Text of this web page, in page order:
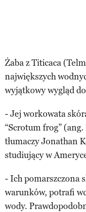
Żaba z Titicaca
największych
wyjątkowy wygląd
- Jej workowata
“Scrotum frog”
tłumaczy Jonathan
studiujący w
- Ich pomarszczona
warunków, potrafi
wody.